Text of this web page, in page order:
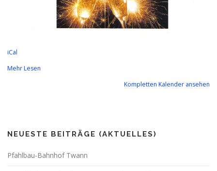
iCal
Mehr Lesen
Kompletten Kalender ansehen
NEUESTE BEITRÄGE (AKTUELLES)
Pfahlbau-Bahnhof Twann